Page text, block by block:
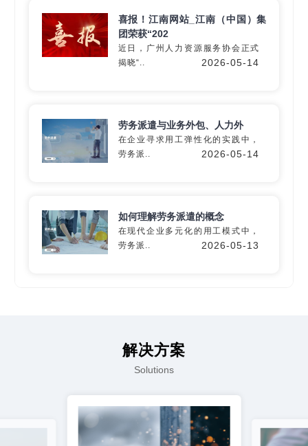
深入60+细分行业
喜报！江南网站_江南（中国）集
团荣获“202
近日，广州人力资源服务协会正式
揭晓“..
2026-05-14
劳务派遣与业务外包、人力外
在企业寻求用工弹性化的实践中，
劳务派..
2026-05-14
如何理解劳务派遣的概念
在现代企业多元化的用工模式中，
劳务派..
2026-05-13
解决方案
Solutions